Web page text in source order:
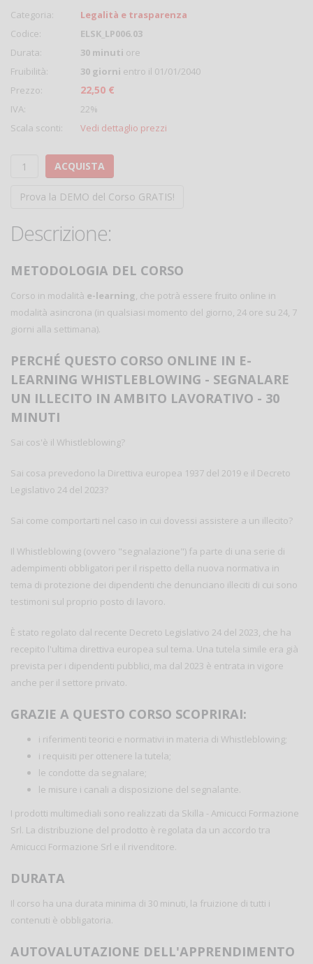
Categoria:
Legalità e trasparenza
Codice:
ELSK_LP006.03
Durata:
30 minuti ore
Fruibilità:
30 giorni entro il 01/01/2040
Prezzo:
22,50 €
IVA:
22%
Scala sconti:
Vedi dettaglio prezzi
ACQUISTA
Prova la DEMO del Corso GRATIS!
Descrizione:
METODOLOGIA DEL CORSO
Corso in modalità e-learning, che potrà essere fruito online in
modalità asincrona (in qualsiasi momento del giorno, 24 ore su 24, 7
giorni alla settimana).
PERCHÉ QUESTO CORSO ONLINE IN E-
LEARNING WHISTLEBLOWING - SEGNALARE
UN ILLECITO IN AMBITO LAVORATIVO - 30
MINUTI
Sai cos'è il Whistleblowing?
Sai cosa prevedono la Direttiva europea 1937 del 2019 e il Decreto
Legislativo 24 del 2023?
Sai come comportarti nel caso in cui dovessi assistere a un illecito?
Il Whistleblowing (ovvero "segnalazione") fa parte di una serie di
adempimenti obbligatori per il rispetto della nuova normativa in
tema di protezione dei dipendenti che denunciano illeciti di cui sono
testimoni sul proprio posto di lavoro.
È stato regolato dal recente Decreto Legislativo 24 del 2023, che ha
recepito l'ultima direttiva europea sul tema. Una tutela simile era già
prevista per i dipendenti pubblici, ma dal 2023 è entrata in vigore
anche per il settore privato.
GRAZIE A QUESTO CORSO SCOPRIRAI:
i riferimenti teorici e normativi in materia di Whistleblowing;
i requisiti per ottenere la tutela;
le condotte da segnalare;
le misure i canali a disposizione del segnalante.
I prodotti multimediali sono realizzati da Skilla - Amicucci Formazione
Srl. La distribuzione del prodotto è regolata da un accordo tra
Amicucci Formazione Srl e il rivenditore.
DURATA
Il corso ha una durata minima di 30 minuti, la fruizione di tutti i
contenuti è obbligatoria.
AUTOVALUTAZIONE DELL'APPRENDIMENTO